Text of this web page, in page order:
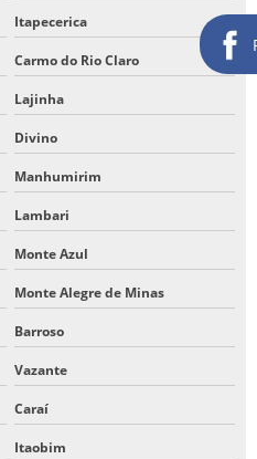
Itapecerica
Carmo do Rio Claro
Lajinha
Divino
Manhumirim
Lambari
Monte Azul
Monte Alegre de Minas
Barroso
Vazante
Caraí
Itaobim